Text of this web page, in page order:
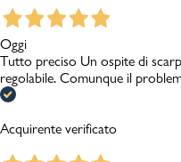
Oggi
Tutto preciso Un ospite di
regolabile. Comunque il
Acquirente verificato